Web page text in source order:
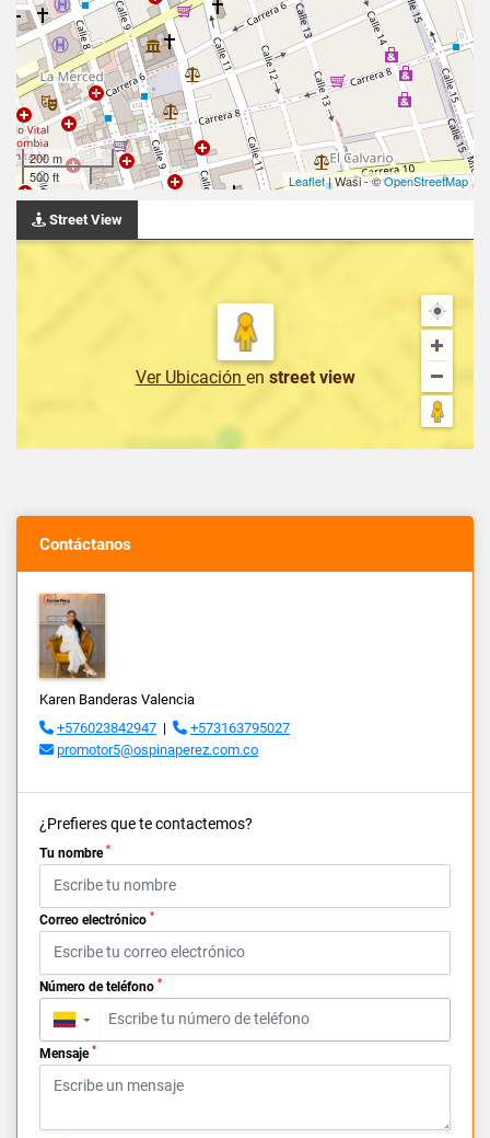
200 m
500 ft
Leaflet| Wasi - ©OpenStreetMap
Street View
Ver Ubicación en street view
Contáctanos
Karen Banderas Valencia
+576023842947 |
+573163795027
promotor5@ospinaperez.com.co
¿Prefieres que te contactemos?
Tu nombre *
Correo electrónico *
Número de teléfono *
▼
Mensaje *